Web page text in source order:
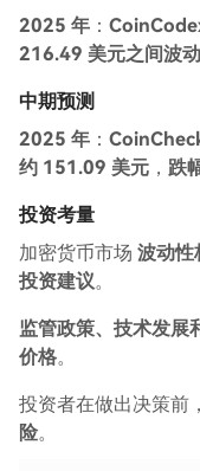
2025 年 ：
216.49 美元之间波动
中期预测
2025 年 ：
约 151.09 美元 ， 跌
投资考量
加密货币市场 波动性
投资建议。
监管政策、技术发展
价格。
投资者在做出决策前，
险。